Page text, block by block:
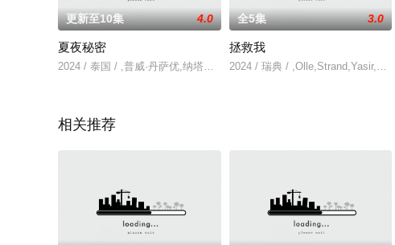
更新至10集 4.0
夏夜秘密
2024 / 泰国 / ,普威·丹萨优,纳塔猜·布恩普拉瑟,普唐·涵萨
全5集 3.0
拯救我
2024 / 瑞典 /
相关推荐